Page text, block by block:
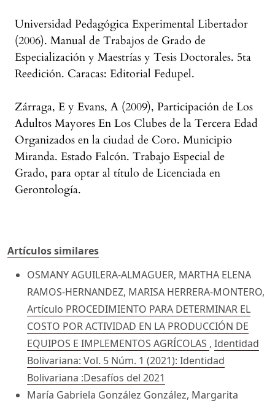
Universidad Pedagógica Experimental Libertador
(2006). Manual de Trabajos de Grado de
Especialización y Maestrías y Tesis Doctorales. 5ta
Reedición. Caracas: Editorial Fedupel.
Zárraga, E y Evans, A (2009), Participación de Los
Adultos Mayores En Los Clubes de la Tercera Edad
Organizados en la ciudad de Coro. Municipio
Miranda. Estado Falcón. Trabajo Especial de
Grado, para optar al título de Licenciada en
Gerontología.
Artículos similares
OSMANY AGUILERA-ALMAGUER, MARTHA ELENA
RAMOS-HERNANDEZ, MARISA HERRERA-MONTERO,
Artículo PROCEDIMIENTO PARA DETERMINAR EL
COSTO POR ACTIVIDAD EN LA PRODUCCIÓN DE
EQUIPOS E IMPLEMENTOS AGRÍCOLAS , Identidad
Bolivariana: Vol. 5 Núm. 1 (2021): Identidad
Bolivariana :Desafíos del 2021
María Gabriela González González, Margarita